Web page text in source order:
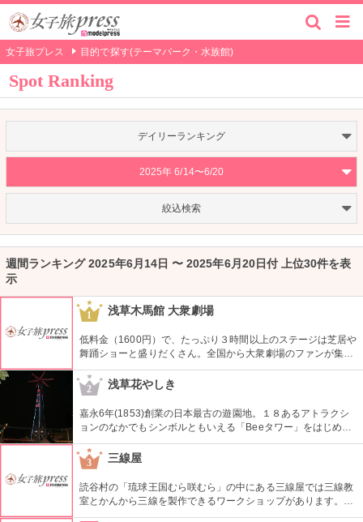
女子旅プレス 目的で探す(テーマパーク・水族館)
Spot Ranking
デイリーランキング
2025年 6/14〜6/20
絞込検索
週間ランキング 2025年6月14日 〜 2025年6月20日付 上位30件を表
示
1 浅草木馬館 大衆劇場
低料金（1600円）で、たっぷり３時間以上のステージは芝居や
舞踊ショーと盛りだくさん。全国から大衆劇場のファンが集ま
り、お目当ての役者が登場すると客席から声がかかり、おひね
りが飛ぶ。
2 浅草花やしき
嘉永6年(1853)創業の日本最古の遊園地。１８あるアトラクシ
ョンのなかでもシンボルともいえる「Beeタワー」をはじめ、
日本現存最古のローラーコースターなど楽しいアトラクション
が揃う。
3 三線屋
読谷村の「琉球王国むら咲むら」の中にある三線屋では三線教
室とかんから三線を製作できるワークショップがあります。か
んから三線とは戦後の捕虜収容所で、 食料配給の缶詰の缶を使